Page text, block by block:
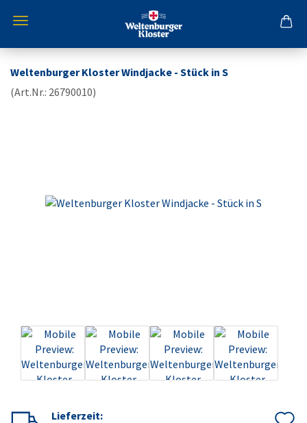
Weltenburger Kloster Windjacke - Stück in S
(Art.Nr.: 26790010)
Lieferzeit: